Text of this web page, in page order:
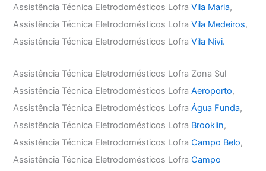
Assistência Técnica Eletrodomésticos LofraVila Maria,
Assistência Técnica Eletrodomésticos LofraVila Medeiros,
Assistência Técnica Eletrodomésticos LofraVila Nivi.
Assistência Técnica Eletrodomésticos Lofra Zona Sul
Assistência Técnica Eletrodomésticos LofraAeroporto,
Assistência Técnica Eletrodomésticos LofraÁgua Funda,
Assistência Técnica Eletrodomésticos Lofra Brooklin,
Assistência Técnica Eletrodomésticos LofraCampo Belo,
Assistência Técnica Eletrodomésticos LofraCampo